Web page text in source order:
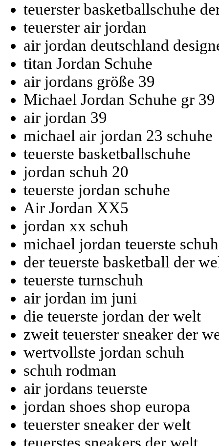
teuerster basketballschuhe
teuerster air jordan
air jordan deutschland
titan Jordan Schuhe
air jordans größe 39
Michael Jordan Schuhe gr 39
air jordan 39
michael air jordan 23 schuhe
teuerste basketballschuhe
jordan schuh 20
teuerste jordan schuhe
Air Jordan XX5
jordan xx schuh
michael jordan teuerste schuh
der teuerste basketball der
teuerste turnschuh
air jordan im juni
die teuerste jordan der welt
zweit teuerster sneaker der
wertvollste jordan schuh
schuh rodman
air jordans teuerste
jordan shoes shop europa
teuerster sneaker der welt